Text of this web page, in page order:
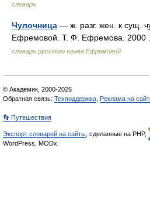
словарь
Чулочница — ж. разг. жен. к сущ.
Ефремовой. Т. Ф. Ефремова.
словарь русского языка Ефремовой
© Академик, 2000-2026
Обратная связь: Техподдержка Реклама на
👣 Путешествия
Экспорт словарей на сайты , сделанные на PHP,
WordPress, MODx.